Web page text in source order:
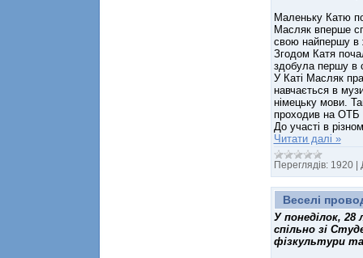
Маленьку Катю
Масляк вперше
свою найпершу в
Згодом Катя
здобула першу в
У Каті Масляк
навчається в
німецьку мови.
проходив на ОТБ
До участі в
Читати далі »
Переглядів: 1920 |
Веселі
У понеділок, 28
спільно зі
фізкультури та